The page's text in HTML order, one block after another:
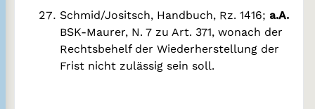
Schmid/Jositsch, Handbuch, Rz. 1416; a.A.
BSK-Maurer, N. 7 zu Art. 371, wonach der
Rechtsbehelf der Wiederherstellung der
Frist nicht zulässig sein soll.